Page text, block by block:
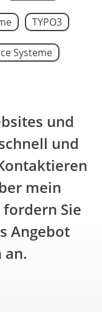
TYPO3
Systeme
und
und
mein
Sie
Angebot
an.